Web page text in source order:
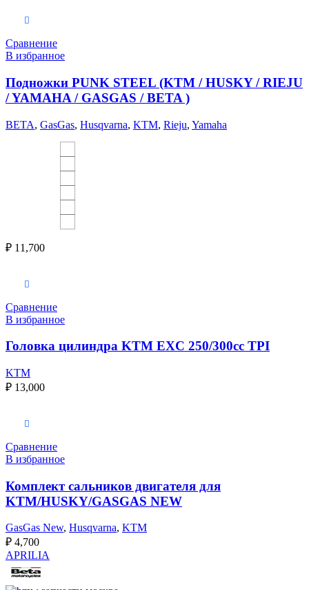
Сравнение
В избранное
Подножки PUNK STEEL (KTM / HUSKY / RIEJU
/ YAMAHA / GASGAS / BETA )
BETA, GasGas, Husqvarna, KTM, Rieju, Yamaha
₽ 11,700
Сравнение
В избранное
Головка цилиндра KTM EXC 250/300cc TPI
KTM
₽ 13,000
Сравнение
В избранное
Комплект сальников двигателя для
KTM/HUSKY/GASGAS NEW
GasGas New, Husqvarna, KTM
₽ 4,700
APRILIA